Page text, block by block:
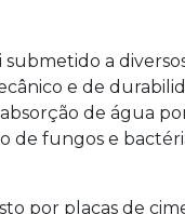
submetido a
e de
de água
de fungos e
por placas de